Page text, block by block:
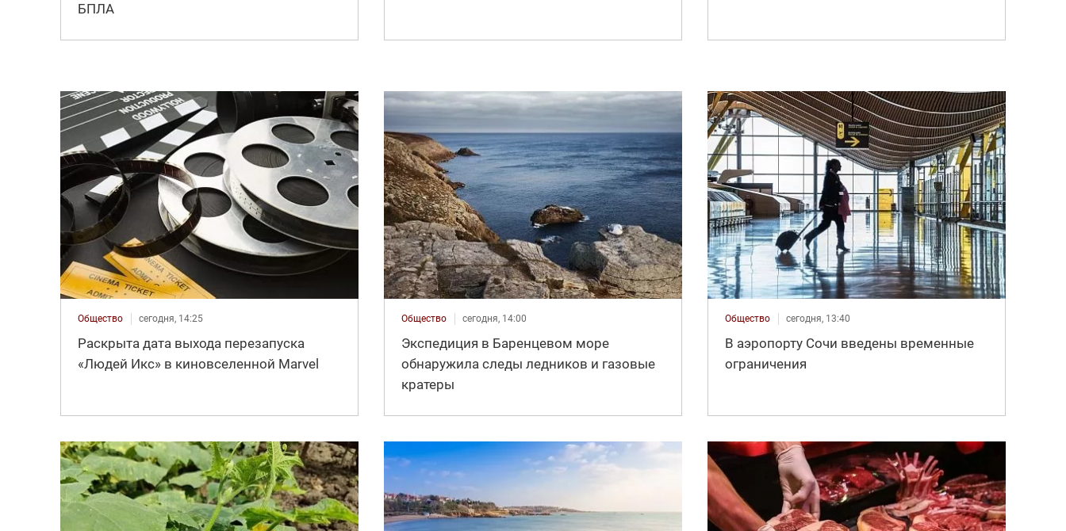
БПЛА
Общество сегодня, 14:25
Раскрыта дата выхода перезапуска
«Людей Икс» в киновселенной Marvel
Общество сегодня, 14:00
Экспедиция в Баренцевом море
обнаружила следы ледников и газовые
кратеры
Общество сегодня, 13:40
В аэропорту Сочи введены временные
ограничения